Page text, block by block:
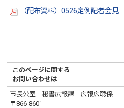
（配布資料）0526定例記者会見
このページに関する
お問い合わせは
市長公室 秘書広報課 広報広聴係
〒866-8601